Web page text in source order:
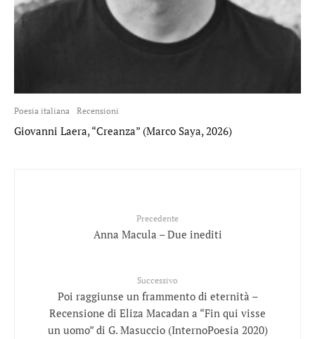
Poesia italiana Recensioni
Giovanni Laera, “Creanza” (Marco Saya, 2026)
Precedente
Anna Macula – Due inediti
Successivo
Poi raggiunse un frammento di eternità –
Recensione di Eliza Macadan a “Fin qui visse
un uomo” di G. Masuccio (InternoPoesia 2020)